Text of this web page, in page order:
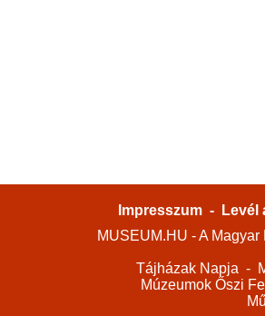
Impresszum -
Levél
MUSEUM.HU - A
Tájházak Napja -
Múzeumok Őszi